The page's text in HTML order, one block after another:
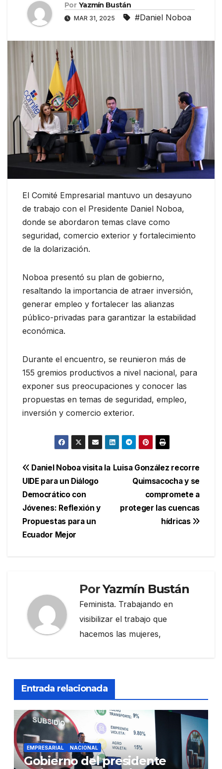
Por Yazmín Bustán
MAR 31, 2025 #Daniel Noboa
El Comité Empresarial mantuvo un desayuno
de trabajo con el Presidente Daniel Noboa,
donde se abordaron temas clave como
seguridad, comercio exterior y fortalecimiento
de la dolarización.
Noboa presentó su plan de gobierno,
resaltando la importancia de atraer inversión,
generar empleo y fortalecer las alianzas
público-privadas para garantizar la estabilidad
económica.
Durante el encuentro, se reunieron más de
155 gremios productivos a nivel nacional, para
exponer sus preocupaciones y conocer las
propuestas en temas de seguridad, empleo,
inversión y comercio exterior.
Navegación
de
entradas
Luisa González recorre
Quimsacocha y se
compromete a
proteger las cuencas
hídricas
Daniel Noboa visita la
UIDE para un Diálogo
Democrático con
Jóvenes: Reflexión y
Propuestas para un
Ecuador Mejor
PorYazmín Bustán
Feminista. Trabajando en
visibilizar el trabajo que
hacemos las mujeres,
Entrada relacionada
EMPRESARIAL NACIONAL
Gobierno del presidente